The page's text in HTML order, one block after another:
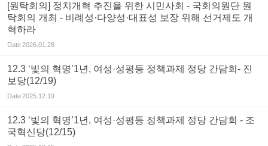
[원탁회의] 정치개혁 추진을 위한 시민사회 - 국회의원단 원
탁회의 개최 - 비례성·다양성·대표성 보장 위해 선거제도 개
혁하라
Date2026.01.28
12.3 ‘빛의 혁명’1년, 여성·성평등 정책과제 정당 간담회- 진
보당(12/19)
Date2025.12.19
12.3 ‘빛의 혁명’1년, 여성·성평등 정책과제 정당 간담회 - 조
국혁신당(12/15)